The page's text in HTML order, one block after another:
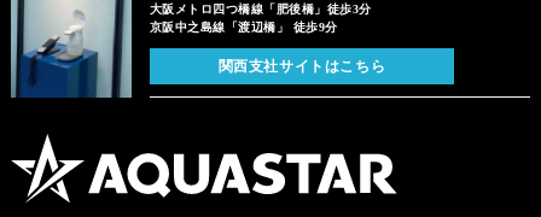
大阪メトロ四つ橋線「肥後橋」徒歩3分
京阪中之島線「渡辺橋」 徒歩9分
関西支社サイトはこちら